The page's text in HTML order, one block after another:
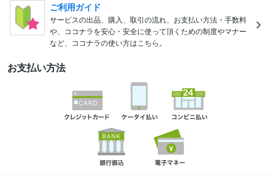
ご利用ガイド
サービスの出品、購入、取引の流れ、お支払い方法・手数料
や、ココナラを安心・安全に使って頂くための制度やマナー
など、ココナラの使い方はこちら。
お支払い方法